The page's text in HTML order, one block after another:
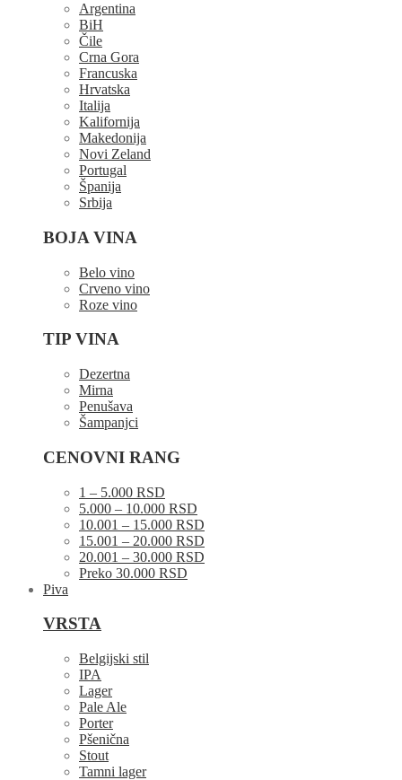
Argentina
BiH
Čile
Crna Gora
Francuska
Hrvatska
Italija
Kalifornija
Makedonija
Novi Zeland
Portugal
Španija
Srbija
BOJA VINA
Belo vino
Crveno vino
Roze vino
TIP VINA
Dezertna
Mirna
Penušava
Šampanjci
CENOVNI RANG
1 – 5.000 RSD
5.000 – 10.000 RSD
10.001 – 15.000 RSD
15.001 – 20.000 RSD
20.001 – 30.000 RSD
Preko 30.000 RSD
Piva
VRSTA
Belgijski stil
IPA
Lager
Pale Ale
Porter
Pšenična
Stout
Tamni lager